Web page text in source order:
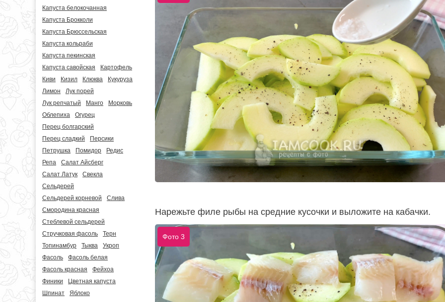
Капуста белокочанная
Капуста Брокколи
Капуста Брюссельская
Капуста кольраби
Капуста пекинская
Капуста савойская
Картофель
Киви
Кизил Клюква
Кукуруза
Лимон
Лук порей
Лук репчатый
Манго
Морковь
Облепиха
Огурец
Перец болгарский
Перец сладкий
Персики
Петрушка
Помидор
Редис
Репа
Салат Айсберг
Салат Латук
Свекла
Сельдерей
Сельдерей корневой
Слива
Смородина красная
Стеблевой сельдерей
Стручковая фасоль
Терн
Топинамбур
Тыква
Укроп
Фасоль
Фасоль белая
Фасоль красная
Фейхоа
Финики
Цветная капуста
Шпинат
Яблоко
Нарежьте филе рыбы на средние кусочки и выложите на кабачки.
Фото 3